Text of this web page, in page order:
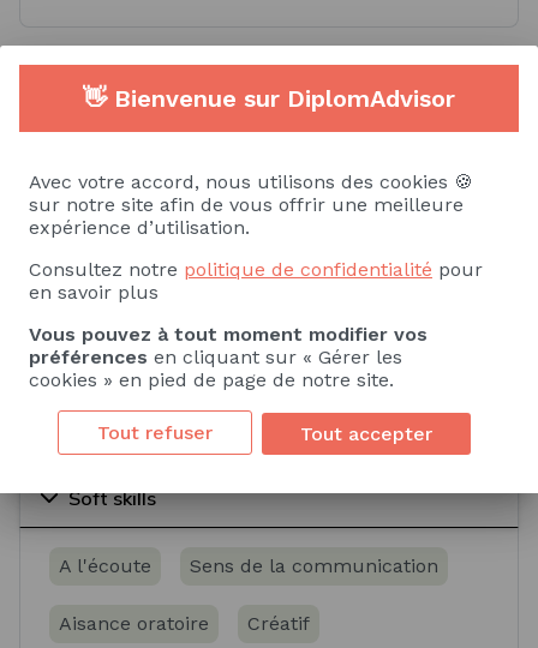
Presse Spécificités des médias
Scénographie Communication de crise
Conduite d'opérations de gestion de crise
Voir plus
Soft skills
A l'écoute Sens de la communication
Aisance oratoire Créatif
👋 Bienvenue sur DiplomAdvisor
Avec votre accord, nous utilisons des cookies 🍪
sur notre site afin de vous offrir une meilleure
expérience d’utilisation.
Consultez notre politique de confidentialité pour
en savoir plus
Vous pouvez à tout moment modifier vos
préférences en cliquant sur « Gérer les
cookies » en pied de page de notre site.
Tout refuser Tout accepter